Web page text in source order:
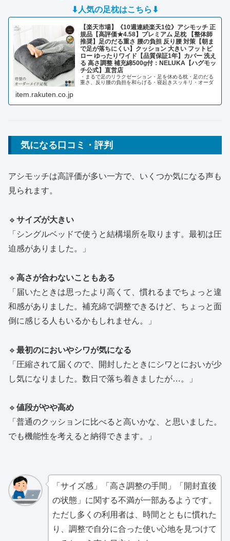
⬇人気の足枕はこちら⬇
【楽天市場】《10週連続楽天1位》アシモッチ 正
規品【高評価★4.58】プレミアム 足枕 【整体師
推奨】足のだる重さ 腰の負担 反り腰 対策【朝ま
で足が落ちにくい】クッション 大きい フットピ
ロー ゆったりワイド【品質保証1年】カバー 洗え
る 高さ調整 補充綿500g付：NELUKA【ハグモッ
チ公式】直営店
・まるで足のリラクゼーション・足を休める枕・足のだる
重さ、反り腰の負担を和らげる・寝起きスッキリ・オーダ
item.rakuten.co.jp
気になる口コミ・評判
アシモッチは高評価が多い一方で、いくつか気になる声も
見られます。
🔹 サイズが大きい
「シングルベッドで使うと結構場所を取ります。最初は圧
迫感がありました。」
🔹 高さが合わないこともある
「届いたときは思ったより高くて、慣れるまでちょっと違
和感がありました。補充綿で調整できるけど、ちょっと面
倒に感じる人もいるかもしれません。」
🔹 最初のにおいやシワが気になる
「圧縮されて届くので、開封したときにシワとにおいが少
し気になりました。数日で落ち着きましたが…。」
🔹 値段がやや高め
「普通のクッションに比べると高いかな、と思いました。
でも機能性を考えると納得できます。」
「サイズ感」「高さ調整の手間」「開封直後
の状態」に関する不満が一部あるようです。
ただし多くの利用者は、時間とともに慣れた
り、調整で自分に合った使い心地を見つけて